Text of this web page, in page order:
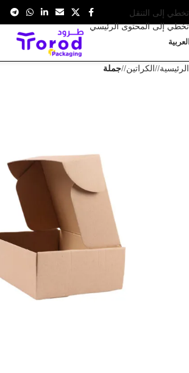
تخطي إلى التنقل
تخطي إلى المحتوى الرئيسي
الرئيسية/ الكراتين/ جملة